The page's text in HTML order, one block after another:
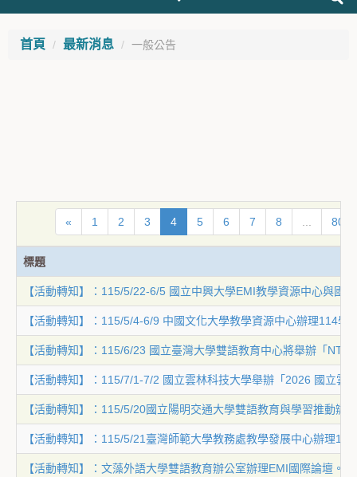
首頁 最新消息 一般公告
« 1 2 3 4 5 6 7 8 80
標題
【活動轉知】：115/5/22-6/5 國立中興大學EMI教學資源中心與
【活動轉知】：115/5/4-6/9 中國文化大學教學資源中心辦理114
【活動轉知】：115/6/23 國立臺灣大學雙語教育中心將舉辦「
【活動轉知】：115/7/1-7/2 國立雲林科技大學舉辦「2026 國立
【活動轉知】：115/5/20國立陽明交通大學雙語教育與學習推動
【活動轉知】：115/5/21臺灣師範大學教務處教學發展中心辦理
【活動轉知】：文藻外語大學雙語教育辦公室辦理EMI國際論壇。